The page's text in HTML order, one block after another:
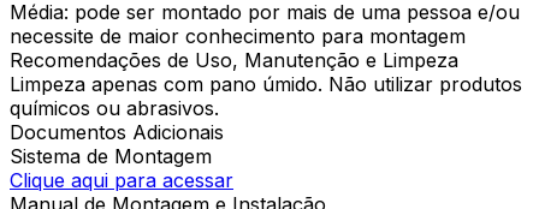
Média: pode ser montado por mais de uma pessoa e/ou
necessite de maior conhecimento para montagem
Recomendações de Uso, Manutenção e Limpeza
Limpeza apenas com pano úmido. Não utilizar produtos
químicos ou abrasivos.
Documentos Adicionais
Sistema de Montagem
Clique aqui para acessar
Manual de Montagem e Instalação